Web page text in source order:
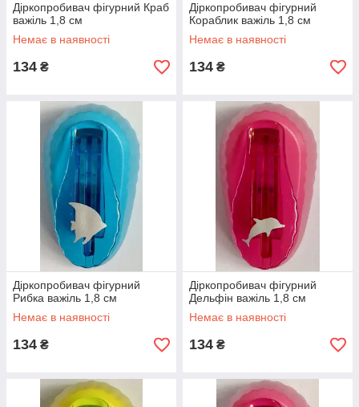
Діркопробивач фігурний Краб
важіль 1,8 см
Немає в наявності
134 ₴
Діркопробивач фігурний
Кораблик важіль 1,8 см
Немає в наявності
134 ₴
Діркопробивач фігурний
Рибка важіль 1,8 см
Немає в наявності
134 ₴
Діркопробивач фігурний
Дельфін важіль 1,8 см
Немає в наявності
134 ₴